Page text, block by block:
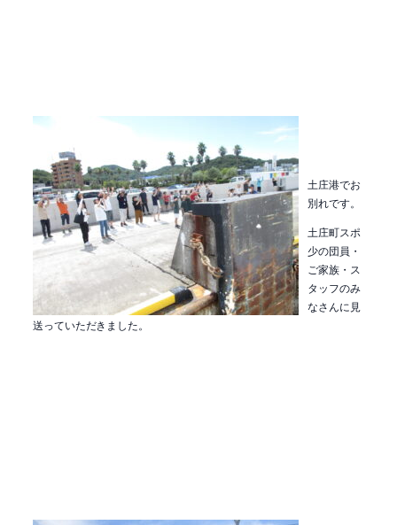
土庄港でお
別れです。
土庄町スポ
少の団員・
ご家族・ス
タッフのみ
なさんに見
送っていただきました。